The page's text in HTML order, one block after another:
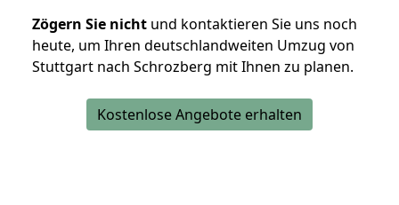
Zögern Sie nicht und kontaktieren Sie uns noch
heute, um Ihren deutschlandweiten Umzug von
Stuttgart nach Schrozberg mit Ihnen zu planen.
Kostenlose Angebote erhalten